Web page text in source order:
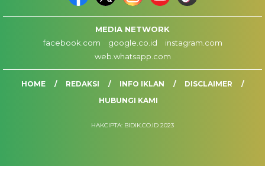
MEDIA NETWORK
facebook.com
google.co.id
instagram.com
web.whatsapp.com
HOME REDAKSI INFO IKLAN
DISCLAIMER
HUBUNGI KAMI
HAKCIPTA: BIDIK.CO.ID 2023